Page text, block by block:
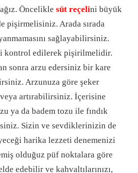
Öncelikle süt reçelini büyük
pişirmelisiniz. Arada sırada
sağlayabilirsiniz.
kontrol edilerek pişirilmelidir.
sonra arzu edersiniz bir kare
Arzunuza göre şeker
artırabilirsiniz. İçerisine
ya da badem tozu ile fındık
Sizin ve sevdiklerinizin de
harika lezzeti denemenizi
olduğuz püf noktalara göre
edebilir ve kahvaltılarınızı,